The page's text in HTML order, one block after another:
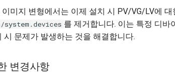
미지 변형에서는 이제 설치 시 PV/VG/LV에
를 제거합니다. 이는 특정 디바
시 문제가 발생하는 것을 해결합니다.
변경사항